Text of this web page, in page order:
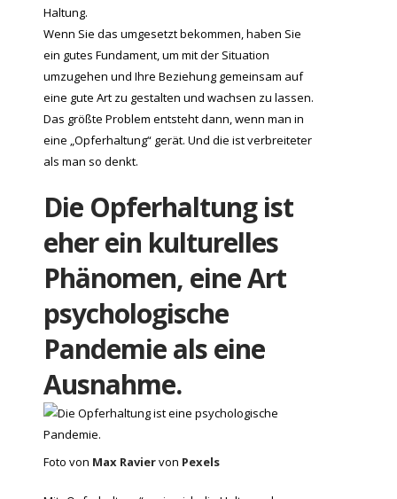
Haltung.
Wenn Sie das umgesetzt bekommen, haben Sie
ein gutes Fundament, um mit der Situation
umzugehen und Ihre Beziehung gemeinsam auf
eine gute Art zu gestalten und wachsen zu lassen.
Das größte Problem entsteht dann, wenn man in
eine „Opferhaltung“ gerät. Und die ist verbreiteter
als man so denkt.
Die Opferhaltung ist
eher ein kulturelles
Phänomen, eine Art
psychologische
Pandemie als eine
Ausnahme.
Foto von Max Raviervon Pexels